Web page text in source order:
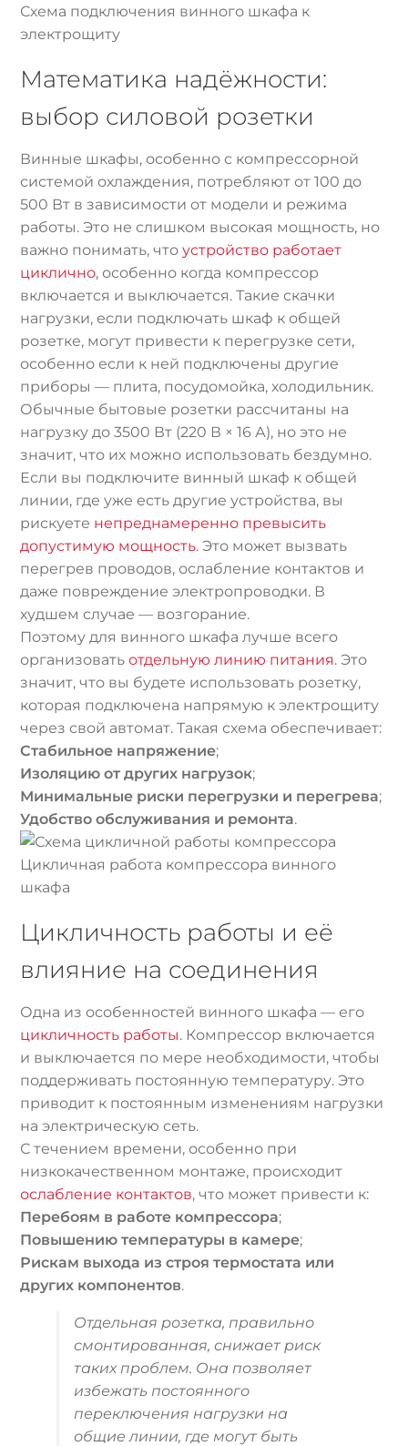
Схема подключения винного шкафа к
электрощиту
Математика надёжности:
выбор силовой розетки
Винные шкафы, особенно с компрессорной
системой охлаждения, потребляют от 100 до
500 Вт в зависимости от модели и режима
работы. Это не слишком высокая мощность, но
важно понимать, чтоустройство работает
циклично, особенно когда компрессор
включается и выключается. Такие скачки
нагрузки, если подключать шкаф к общей
розетке, могут привести к перегрузке сети,
особенно если к ней подключены другие
приборы — плита, посудомойка, холодильник.
Обычные бытовые розетки рассчитаны на
нагрузку до 3500 Вт (220 В × 16 А), но это не
значит, что их можно использовать бездумно.
Если вы подключите винный шкаф к общей
линии, где уже есть другие устройства, вы
рискуете непреднамеренно превысить
допустимую мощность. Это может вызвать
перегрев проводов, ослабление контактов и
даже повреждение электропроводки. В
худшем случае — возгорание.
Поэтому для винного шкафа лучше всего
организоватьотдельную линию питания. Это
значит, что вы будете использовать розетку,
которая подключена напрямую к электрощиту
через свой автомат. Такая схема обеспечивает:
Стабильное напряжение;
Изоляцию от других нагрузок;
Минимальные риски перегрузки и перегрева;
Удобство обслуживания и ремонта.
Цикличная работа компрессора винного
шкафа
Цикличность работы и её
влияние на соединения
Одна из особенностей винного шкафа — его
цикличность работы. Компрессор включается
и выключается по мере необходимости, чтобы
поддерживать постоянную температуру. Это
приводит к постоянным изменениям нагрузки
на электрическую сеть.
С течением времени, особенно при
низкокачественном монтаже, происходит
ослабление контактов, что может привести к:
Перебоям в работе компрессора;
Повышению температуры в камере;
Рискам выхода из строя термостата или
других компонентов.
Отдельная розетка, правильно
смонтированная, снижает риск
таких проблем. Она позволяет
избежать постоянного
переключения нагрузки на
общие линии, где могут быть